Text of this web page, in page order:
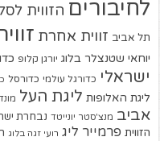
לחיבורים הזווית
תל אביב זווית אחרת
יוחאי שטנצלר בלוג יורגן קלופ
ישראלי כדורגל עולמי כדורסל
ליגת האלופות ליגת העל
אביב מנצ'סטר יונייטד נבחרת
הזווית פרמייר ליג רועי זגה בלוג